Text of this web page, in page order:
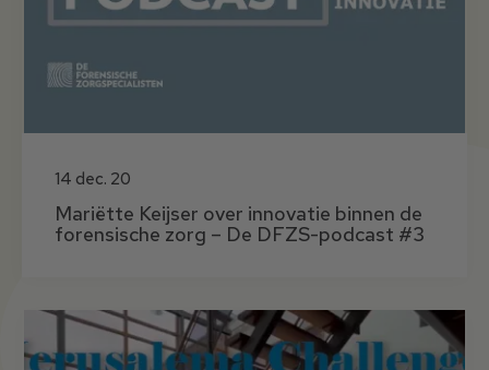
14 dec. 20
Mariëtte Keijser over innovatie binnen de
forensische zorg – De DFZS-podcast #3